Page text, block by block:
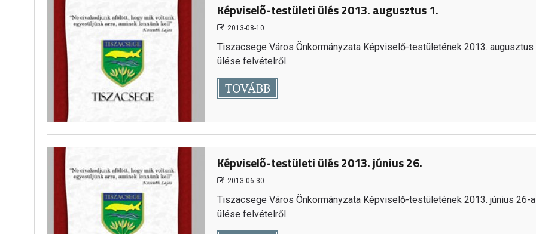
Képviselő-testületi ülés 2013. augusztus 1.
2013-08-10
Tiszacsege Város Önkormányzata Képviselő-testületének 2013. augusztus
ülése felvételről.
TOVÁBB
Képviselő-testületi ülés 2013. június 26.
2013-06-30
Tiszacsege Város Önkormányzata Képviselő-testületének 2013. június 26-
ülése felvételről.